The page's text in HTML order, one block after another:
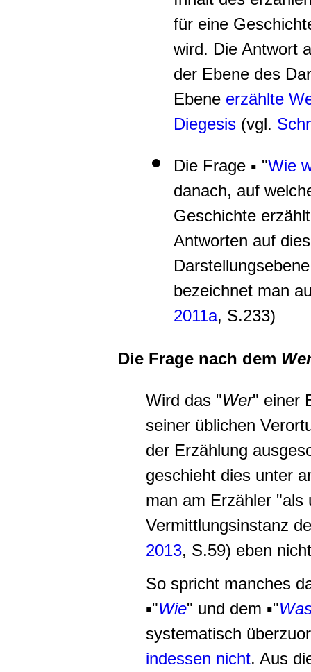
für eine
wird. Die Antwort
der Ebene des
Ebene erzählte
Diegesis (vgl.
Die Frage ▪ "Wie
danach, auf
Geschichte
Antworten auf
bezeichnet man
2011a, S.233)
Die Frage nach dem
Wird das "Wer" einer
seiner üblichen
der Erzählung
geschieht dies unter
man am Erzähler "als
Vermittlungsinstanz
2013, S.59) eben
So spricht manches
▪"Wie" und dem ▪"
systematisch
indessen nicht. Aus